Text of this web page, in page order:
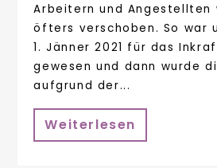
Arbeitern und Angestellten
öfters verschoben. So war
1. Jänner 2021 für das
gewesen und dann wurde
aufgrund der...
Weiterlesen